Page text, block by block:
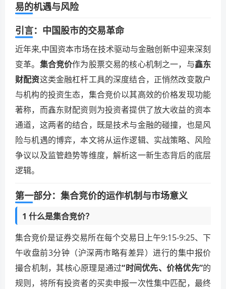
易的机遇与风险
引言：中国股市的交易革命
近年来,中国资本市场在技术驱动与金融创新中迎来深刻
变革。 集合竞价作为股票交易的核心机制之一，与鑫东
财配资这类金融杠杆工具的深度结合，正悄然改变散户
与机构的投资生态，集合竞价以其高效的价格发现功能
著称，而鑫东财配资则为投资者提供了放大收益的资本
通道，这两者的结合，既是技术与金融的碰撞，也是风
险与机遇的博弈，本文将从运作逻辑、实战策略、风险
争议以及监管趋势等维度，解析这一新生态背后的底层
逻辑。
第一部分：集合竞价的运作机制与市场意义
1 什么是集合竞价？
集合竞价是证券交易所在每个交易日上午9:15-9:25、下
午收盘前3分钟（沪深两市略有差异）进行的集中报价
撮合机制，其核心原理是通过“时间优先、价格优先”的
规则，将所有投资者的买卖申报一次性集中匹配，最终